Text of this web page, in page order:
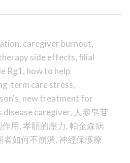
, caregiver burnout,
side effects,filial
Rg1 , how to help
term care stress,
, new treatment for
disease caregiver, 人參皂苷
用,孝順的壓力,帕金森病
者如何不崩潰,神經保護療